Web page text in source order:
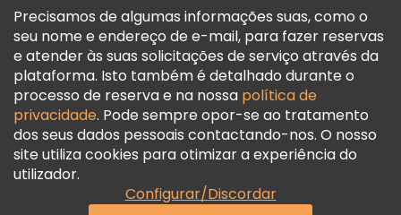
Política De Cookies
Freetour Prémios
Programa De Fidelidade
Precisamos de algumas informações suas, como o
seu nome e endereço de e-mail, para fazer reservas
e atender às suas solicitações de serviço através da
plataforma. Isto também é detalhado durante o
processo de reserva e na nossa política de
privacidade. Pode sempre opor-se ao tratamento
dos seus dados pessoais contactando-nos. O nosso
site utiliza cookies para otimizar a experiência do
utilizador.
Configurar/Discordar